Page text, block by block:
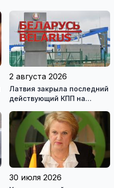
2 августа 2026
Латвия закрыла последний
действующий КПП на
30 июля 2026